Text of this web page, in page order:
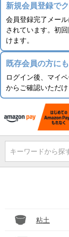
新規会員登録で
会員登録完了メー
されています。初
けます。
既存会員の方に
ログイン後、マイ
からご確認いただけ
キーワードから探
粘土